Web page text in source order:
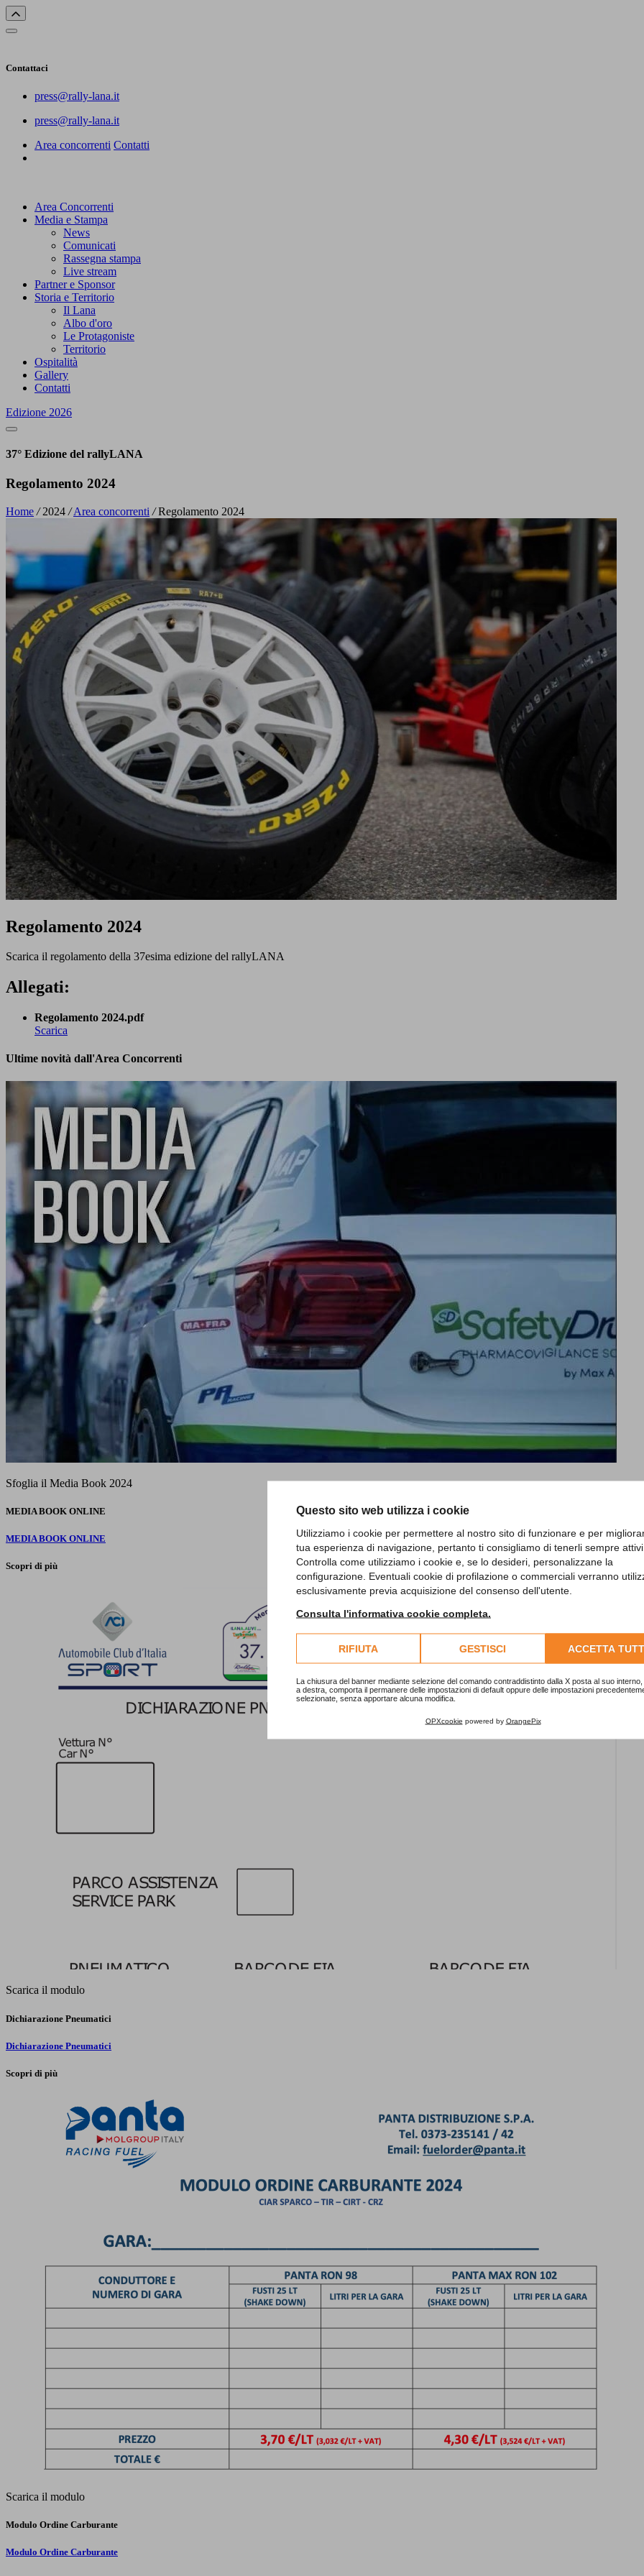
Questo sito web utilizza i cookie
Utilizziamo i cookie per permettere al nostro sito di funzionare e per
tua esperienza di navigazione, pertanto ti consigliamo di tenerli sempre attivi.
Controlla come utilizziamo i cookie e, se lo desideri, personalizzane la
configurazione. Eventuali cookie di profilazione o commerciali verranno
esclusivamente previa acquisizione del consenso dell'utente.
Consulta l'informativa cookie completa.
RIFIUTA GESTISCI ACCETTA
La chiusura del banner mediante selezione del comando contraddistinto dalla X posta al suo interno,
a destra, comporta il permanere delle impostazioni di default oppure delle impostazioni
selezionate, senza apportare alcuna modifica.
OPXcookie powered by OrangePix
Contattaci
press@rally-lana.it
press@rally-lana.it
Area concorrenti Contatti
Area Concorrenti
Media e Stampa
News
Comunicati
Rassegna stampa
Live stream
Partner e Sponsor
Storia e Territorio
Il Lana
Albo d'oro
Le Protagoniste
Territorio
Ospitalità
Gallery
Contatti
Edizione 2026
37° Edizione del rallyLANA
Regolamento 2024
Home / 2024 / Area concorrenti / Regolamento 2024
Regolamento 2024
Scarica il regolamento della 37esima edizione del rallyLANA
Allegati:
Regolamento 2024.pdf
Scarica
Ultime novità dall'Area Concorrenti
Sfoglia il Media Book 2024
MEDIA BOOK ONLINE
MEDIA BOOK ONLINE
Scopri di più
Scarica il modulo
Dichiarazione Pneumatici
Dichiarazione Pneumatici
Scopri di più
Scarica il modulo
Modulo Ordine Carburante
Modulo Ordine Carburante